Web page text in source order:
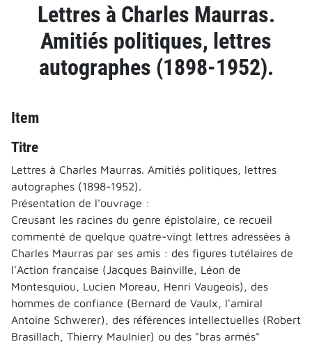
Lettres à Charles Maurras.
Amitiés politiques, lettres
autographes (1898-1952).
Item
Titre
Lettres à Charles Maurras. Amitiés politiques, lettres
autographes (1898-1952).
Présentation de l'ouvrage :
Creusant les racines du genre épistolaire, ce recueil
commenté de quelque quatre-vingt lettres adressées à
Charles Maurras par ses amis : des figures tutélaires de
l'Action française (Jacques Bainville, Léon de
Montesquiou, Lucien Moreau, Henri Vaugeois), des
hommes de confiance (Bernard de Vaulx, l'amiral
Antoine Schwerer), des références intellectuelles (Robert
Brasillach, Thierry Maulnier) ou des "bras armés"